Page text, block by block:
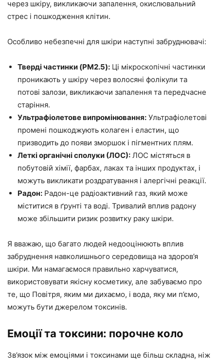
через шкіру, викликаючи запалення, окислювальний
стрес і пошкодження клітин.
Особливо небезпечні для шкіри наступні забруднювачі:
Тверді частинки (PM2.5): Ці мікроскопічні частинки
проникають у шкіру через волосяні фолікули та
потові залози, викликаючи запалення та передчасне
старіння.
Ультрафіолетове випромінювання: Ультрафіолетові
промені пошкоджують колаген і еластин, що
призводить до появи зморшок і пігментних плям.
Леткі органічні сполуки (ЛОС): ЛОС містяться в
побутовій хімії, фарбах, лаках та інших продуктах, і
можуть викликати роздратування і алергічні реакції.
Радон: Радон-це радіоактивний газ, який може
міститися в ґрунті та воді. Тривалий вплив радону
може збільшити ризик розвитку раку шкіри.
Я вважаю, що багато людей недооцінюють вплив
забруднення навколишнього середовища на здоров’я
шкіри. Ми намагаємося правильно харчуватися,
використовувати якісну косметику, але забуваємо про
те, що Повітря, яким ми дихаємо, і вода, яку ми п’ємо,
можуть бути джерелом токсинів.
Емоції та токсини: порочне коло
Зв’язок між емоціями і токсинами ще більш складна, ніж